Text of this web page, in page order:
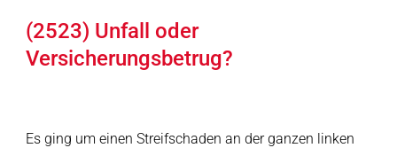
(2523) Unfall oder
Versicherungsbetrug?
Es ging um einen Streifschaden an der ganzen linken